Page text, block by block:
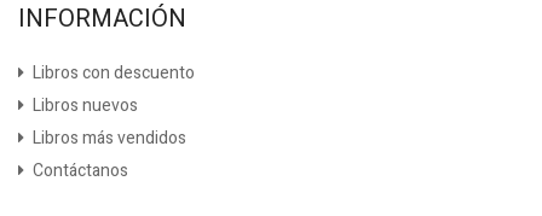
INFORMACIÓN
Libros con descuento
Libros nuevos
Libros más vendidos
Contáctanos